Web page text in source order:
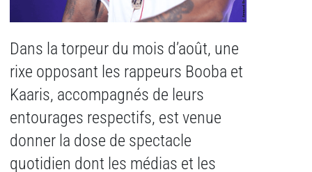
Dans la torpeur du mois d’août, une
rixe opposant les rappeurs Booba et
Kaaris, accompagnés de leurs
entourages respectifs, est venue
donner la dose de spectacle
quotidien dont les médias et les